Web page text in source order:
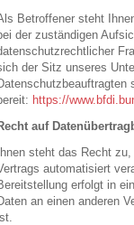
Betroffener steht
der zuständigen
der Sitz unseres
https://
auf
Ihnen steht das Recht
automatisiert
erfolgt in
an einen anderen